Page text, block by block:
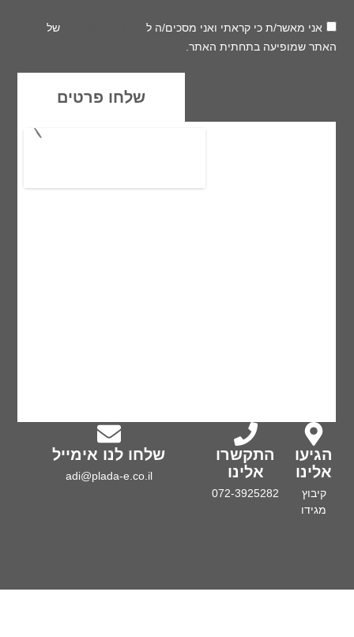
שלחו לנו אימייל
adi@plada-e.co.il
התקשרו
אלינו
072-3925282
הגיעו
אלינו
קיבוץ
מגידו
אני מאשר/ת כי קראתי ואני מסכים/ה ל
של
האתר שמופיעה בתחתית האתר.
שלחו פרטים